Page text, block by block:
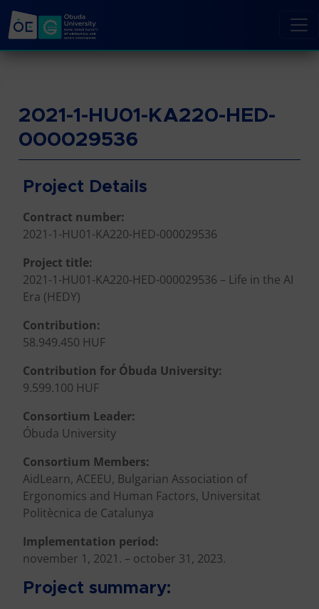
2021-1-HU01-KA220-HED-
000029536
Project Details
Contract number:
2021-1-HU01-KA220-HED-000029536
Project title:
2021-1-HU01-KA220-HED-000029536 – Life in the AI
Era (HEDY)
Contribution:
58.949.450 HUF
Contribution for Óbuda University:
9.599.100 HUF
Consortium Leader:
Óbuda University
Consortium Members:
AidLearn, ACEEU, Bulgarian Association of
Ergonomics and Human Factors, Universitat
Politècnica de Catalunya
Implementation period:
november 1, 2021. – october 31, 2023.
Project summary: